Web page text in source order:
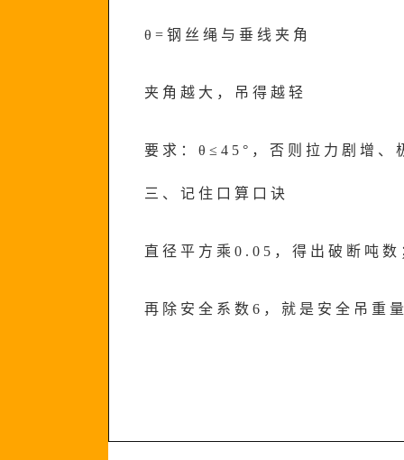
θ=钢丝绳与垂线夹角
夹角越大，吊得越轻
要求：θ≤45°，否则拉力剧增、
三、记住口算口诀
直径平方乘0.05，得出破断吨数
再除安全系数6，就是安全吊重